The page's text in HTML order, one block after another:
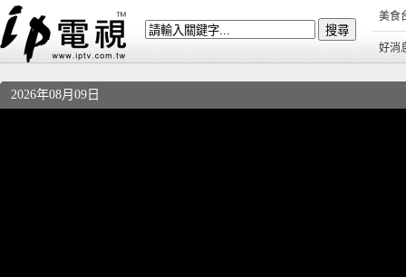
美食
好消
2026年08月09日